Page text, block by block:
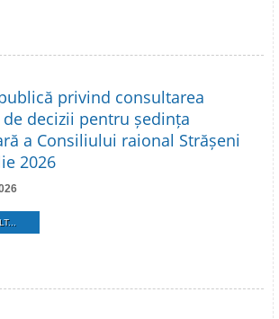
privind consultarea
decizii pentru ședința
a Consiliului raional Strășeni
2026